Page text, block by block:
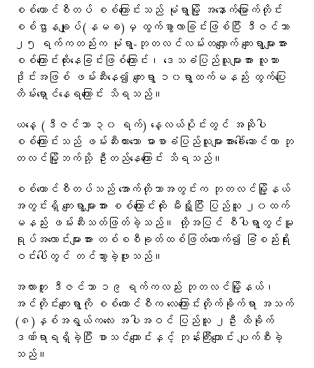
စစ်ကောင်စီတပ် စစ်ကြောင်းသည် မုံရွာမြို့ အနောက်မြောက်တိုင်း
စစ်ဌာနချုပ်(နမခ)မှ ထွက်ခွာလာခြင်းဖြစ်ပြီး ဒီဇင်ဘာ
၂၅ ရက်ကတည်းက မုံရွာ-ဘုတလင်လမ်းတ​လျှောက် ကျေးရွာများအား
စစ်ကြောင်းထိုးနေခြင်းဖြစ်ကြောင်း၊ ဒေသခံပြည်သူများအား လူသား
ဒိုင်းအဖြစ် ဖမ်းဆီးနေ၍ ကျေးရွာ ၁၀ရွာထက်မနည်း ထွက်ပြေး
တိမ်းရှောင်နေရကြောင်း သိရသည်။
ယနေ့ (ဒီဇင်ဘာ ၃၀ ရက်) နေ့လယ်ပိုင်းတွင် အဆိုပါ
စစ်ကြောင်းသည် ဖမ်းဆီးထား​သော ဓားစာခံပြည်သူများအားခေါ်ဆောင်ကာ ဘု
တလင်မြို့ဘက်သို့ ဦးတည်နေကြောင်း သိရသည်။
စစ်ကောင်စီတပ်သည် အောက်တိုဘာအတွင်းက ဘုတလင်မြို့နယ်
အတွင်းရှိ ကျေးရွာများအား စစ်ကြောင်းထိုး မီးရှို့ပြီး ပြည်သူ ၂၀ထက်
မနည်း ဖမ်းဆီးသတ်ဖြတ်ခဲ့သည်။ ထို့အပြင် စီပါရွာတွင်မူ
ရုပ်အလောင်းများအား တစ်စစီခုတ်ထစ်ဖြတ်တောက်၍ ခြံစည်းရိုး
ဝင်းပေါ်တွင် တင်သွားခဲ့ဖူးသည်။
အလားတူ ဒီဇင်ဘာ ၁၉ ရက်ကလည်း ဘုတလင်မြို့နယ်၊
အင်တိုင်းကျေးရွာကို စစ်ကောင်စီက လေကြောင်းတိုက်ခိုက်ရာ အသက်
(၈)နှစ်အရွယ်ကလေး အပါအဝင် ပြည်သူ ၂ဦး ထိခိုက်
ဒဏ်ရာရရှိခဲ့ပြီး စာသင်ကျောင်းနှင့် ဘုန်းကြီးကျောင်း ပျက်စီးခဲ့
သည်။